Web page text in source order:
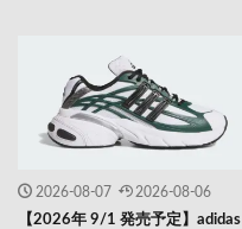
2026-08-07 2026-08-06
【2026年 9/1 発売予定】adidas